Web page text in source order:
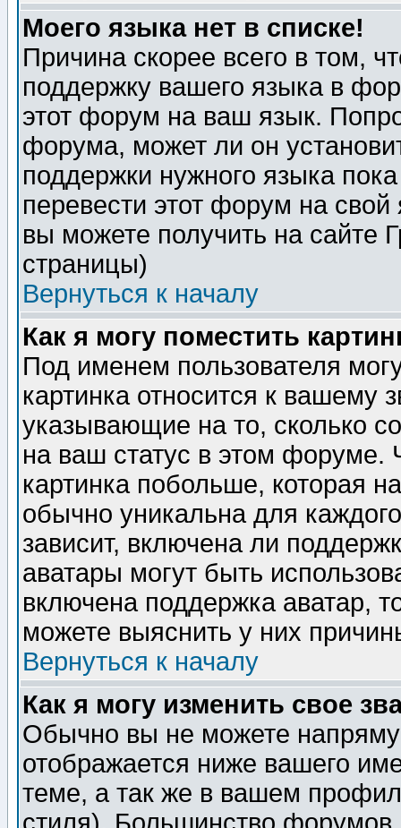
Моего языка нет в списке!
Причина скорее всего в том,
поддержку вашего языка в
этот форум на ваш язык.
форума, может ли он
поддержки нужного языка
перевести этот форум на
вы можете получить на сайте
страницы)
Вернуться к началу
Как я могу поместить
Под именем пользователя
картинка относится к вашему
указывающие на то, сколько
на ваш статус в этом форуме.
картинка побольше, которая
обычно уникальна для
зависит, включена ли
аватары могут быть
включена поддержка аватар,
можете выяснить у них
Вернуться к началу
Как я могу изменить свое
Обычно вы не можете
отображается ниже вашего
теме, а так же в вашем